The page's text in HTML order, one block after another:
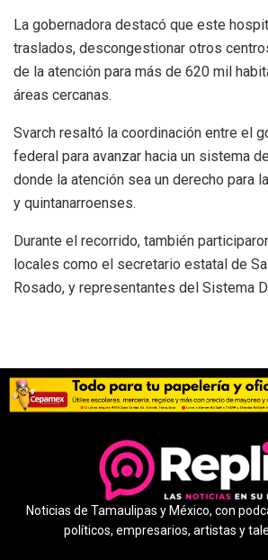
La gobernadora destacó que este
traslados, descongestionar otros
de la atención para más de 620 mil
áreas cercanas.
Svarch resaltó la coordinación entre el
federal para avanzar hacia un sistema
donde la atención sea un derecho para
y quintanarroenses.
Durante el recorrido, también
locales como el secretario estatal de
Rosado, y representantes del Sistema
Noticias de Tamaulipas y México, con
políticos, empresarios, artistas y